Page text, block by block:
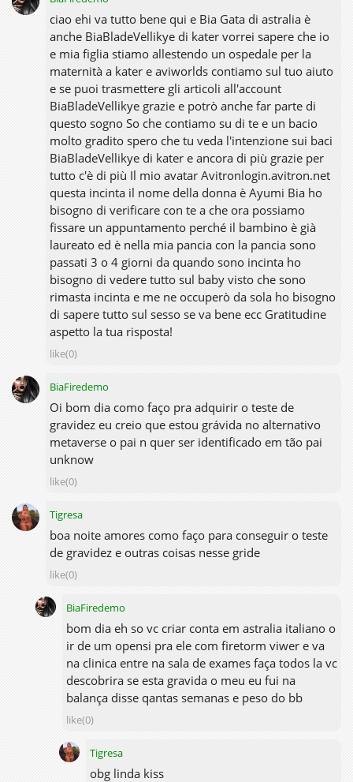
ciao ehi va tutto bene qui e Bia Gata di astralia è
anche BiaBladeVellikye di kater vorrei sapere che io
e mia figlia stiamo allestendo un ospedale per la
maternità a kater e aviworlds contiamo sul tuo aiuto
e se puoi trasmettere gli articoli all'account
BiaBladeVellikye grazie e potrò anche far parte di
questo sogno So che contiamo su di te e un bacio
molto gradito spero che tu veda l'intenzione sui baci
BiaBladeVellikye di kater e ancora di più grazie per
tutto c'è di più Il mio avatar Avitronlogin.avitron.net
questa incinta il nome della donna è Ayumi Bia ho
bisogno di verificare con te a che ora possiamo
fissare un appuntamento perché il bambino è già
laureato ed è nella mia pancia con la pancia sono
passati 3 o 4 giorni da quando sono incinta ho
bisogno di vedere tutto sul baby visto che sono
rimasta incinta e me ne occuperò da sola ho bisogno
di sapere tutto sul sesso se va bene ecc Gratitudine
aspetto la tua risposta!
like(0)
BiaFiredemo
Oi bom dia como faço pra adquirir o teste de
gravidez eu creio que estou grávida no alternativo
metaverse o pai n quer ser identificado em tão pai
unknow
like(0)
Tigresa
boa noite amores como faço para conseguir o teste
de gravidez e outras coisas nesse gride
like(0)
BiaFiredemo
bom dia eh so vc criar conta em astralia italiano o
ir de um opensi pra ele com firetorm viwer e va
na clinica entre na sala de exames faça todos la vc
descobrira se esta gravida o meu eu fui na
balança disse qantas semanas e peso do bb
like(0)
Tigresa
obg linda kiss